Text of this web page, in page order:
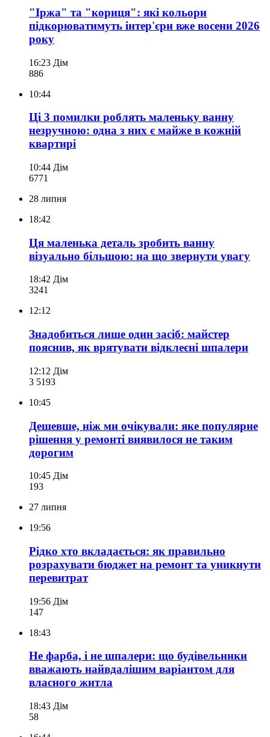
"Іржа" та "кориця": які кольори
підкорюватимуть інтер'єри вже восени 2026
року
16:23 Дім
886
10:44
Ці 3 помилки роблять маленьку ванну
незручною: одна з них є майже в кожній
квартирі
10:44 Дім
6771
28 липня
18:42
Ця маленька деталь зробить ванну
візуально більшою: на що звернути увагу
18:42 Дім
3241
12:12
Знадобиться лише один засіб: майстер
пояснив, як врятувати відклеєні шпалери
12:12 Дім
3 5193
10:45
Дешевше, ніж ми очікували: яке популярне
рішення у ремонті виявилося не таким
дорогим
10:45 Дім
193
27 липня
19:56
Рідко хто вкладається: як правильно
розрахувати бюджет на ремонт та уникнути
перевитрат
19:56 Дім
147
18:43
Не фарба, і не шпалери: що будівельники
вважають найвдалішим варіантом для
власного житла
18:43 Дім
58